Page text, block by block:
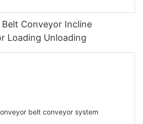
Conveyor Incline
Loading Unloading